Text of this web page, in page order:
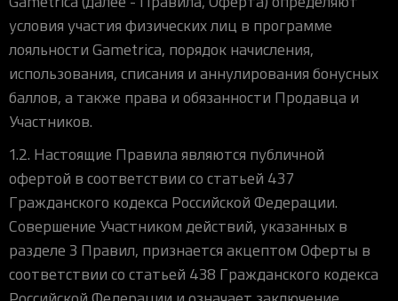
Рюкзаки
Аксессуары
Новинки
Pro Click
Аксессуары для мышей
Игровые мыши
Tartarus
Аксессуары для клавиатур
Все клавиатуры
Hammerhead
Аксессуары для аудио
Все аудио для ПК
Wireless Control Pod
Kraken Kitty
Контроллеры
Освещение
Ripsaw
Все устройства
Goliathus
Firefly
HyperFlux V2
Strider
Sphex
Gigantus
Pro Glide
Pro Click V2
Pro Click V2 Vertical
Pro Type Ergo
Pro Type
Pro Glide XXL
Коллаборации
Софт
Synapse 4
Synapse 3
Chroma™ RGB
THX Spatial
7.1 Sound
Synapse 2 Legacy
Virtual Ring Light
iOS-приложения
Киберспорт
Игровые ивенты
условия участия физических лиц в программе
лояльности Gametrica, порядок начисления,
использования, списания и аннулирования бонусных
баллов, а также права и обязанности Продавца и
Участников.
1.2. Настоящие Правила являются публичной
офертой в соответствии со статьей 437
Гражданского кодекса Российской Федерации.
Совершение Участником действий, указанных в
разделе 3 Правил, признается акцептом Оферты в
соответствии со статьей 438 Гражданского кодекса